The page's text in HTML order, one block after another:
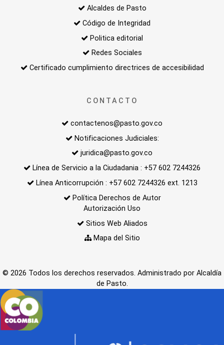
Alcaldes de Pasto
Código de Integridad
Politica editorial
Redes Sociales
Certificado cumplimiento directrices de accesibilidad
CONTACTO
contactenos@pasto.gov.co
Notificaciones Judiciales:
juridica@pasto.gov.co
Línea de Servicio a la Ciudadania : +57 602 7244326
Línea Anticorrupción : +57 602 7244326 ext. 1213
Política Derechos de Autor
Autorización Uso
Sitios Web Aliados
Mapa del Sitio
© 2026 Todos los derechos reservados. Administrado por Alcaldía
de Pasto.